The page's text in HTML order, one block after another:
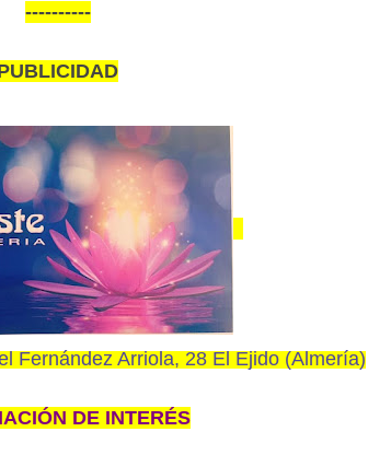
----------
Fernández Arriola, 28 El Ejido (Almería)
DE INTERÉS